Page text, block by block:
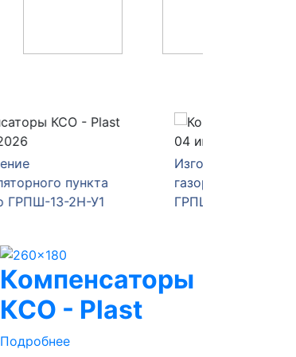
04 июня 2026
Изготовление и отгрузка
газорегуляторного пункта
ГРПШ-РДНК-1000/2
Компенсаторы
КСО - Plast
Подробнее